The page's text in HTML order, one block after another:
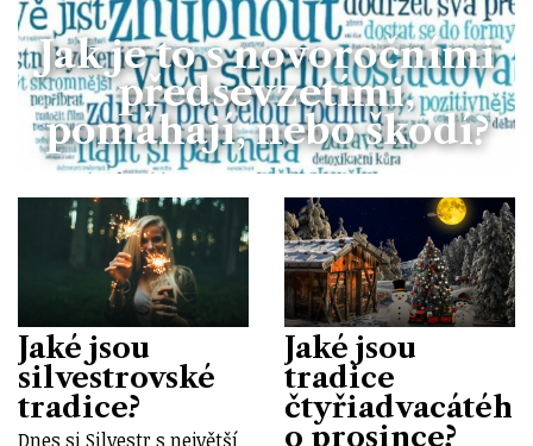
Jak je to s novoročními
předsevzetími,
pomáhají, nebo škodí?
Jaké jsou
silvestrovské
tradice?
Dnes si Silvestr s největší
Jaké jsou
tradice
čtyřiadvacátéh
o prosince?